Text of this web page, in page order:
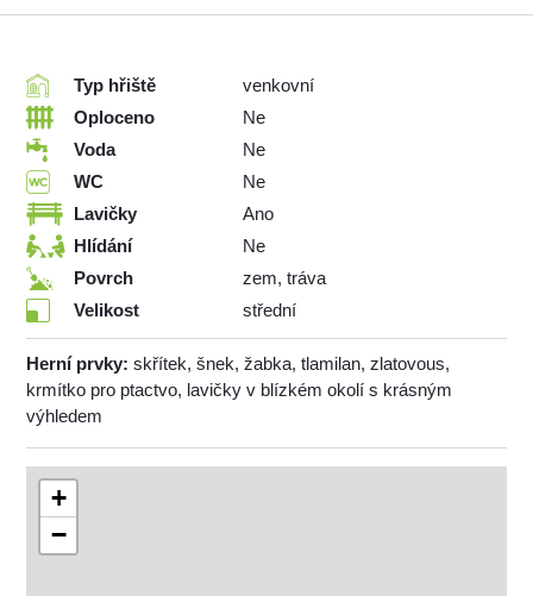
Typ hřiště
venkovní
Oploceno
Ne
Voda
Ne
WC
Ne
Lavičky
Ano
Hlídání
Ne
Povrch
zem, tráva
Velikost
střední
Herní prvky: skřítek, šnek, žabka, tlamilan, zlatovous,
krmítko pro ptactvo, lavičky v blízkém okolí s krásným
výhledem
+
−